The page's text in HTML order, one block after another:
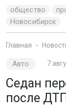
общество
Новосибирск
Главная
Авто 7
Седан
после